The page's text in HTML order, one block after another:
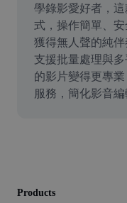
AI People Remover
AI Inpainting
Face Cutout
學錄影愛好者，
式，操作簡單、
獲得無人聲的純伴
支援批量處理與
的影片變得更專
服務，簡化影音
Products